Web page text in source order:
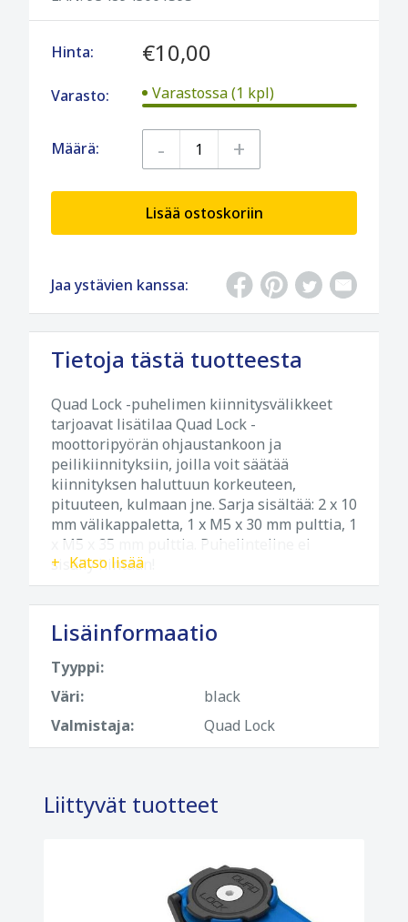
Hinta: €10,00
Varasto: Varastossa (1 kpl)
Määrä: - +
Lisää ostoskoriin
Jaa ystävien kanssa:
Tietoja tästä tuotteesta
Quad Lock -puhelimen kiinnitysvälikkeet
tarjoavat lisätilaa Quad Lock -
moottoripyörän ohjaustankoon ja
peilikiinnityksiin, joilla voit säätää
kiinnityksen haluttuun korkeuteen,
pituuteen, kulmaan jne. Sarja sisältää: 2 x 10
mm välikappaletta, 1 x M5 x 30 mm pulttia, 1
x M5 x 35 mm pulttia. Puhelinteline ei
sisälly hintaan!
Katso lisää
Lisäinformaatio
Tyyppi:
Väri:
black
Valmistaja:
Quad Lock
Liittyvät tuotteet